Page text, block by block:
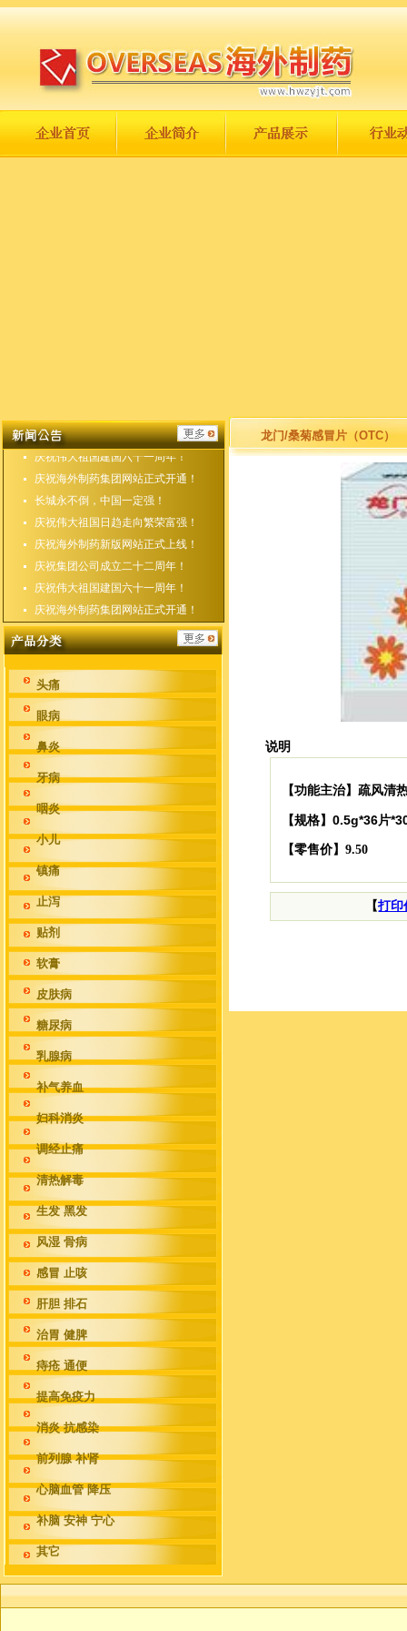
庆祝集团公司成立二十二周年！
庆祝伟大祖国建国六十一周年！
庆祝海外制药集团网站正式开通！
长城永不倒，中国一定强！
庆祝伟大祖国日趋走向繁荣富强！
庆祝海外制药新版网站正式上线！
庆祝集团公司成立二十二周年！
庆祝伟大祖国建国六十一周年！
庆祝海外制药集团网站正式开通！
头痛
眼病
鼻炎
牙病
咽炎
小儿
镇痛
止泻
贴剂
软膏
皮肤病
糖尿病
乳腺病
补气养血
妇科消炎
调经止痛
清热解毒
生发 黑发
风湿 骨病
感冒 止咳
肝胆 排石
治胃 健脾
痔疮 通便
提高免疫力
消炎 抗感染
前列腺 补肾
心脑血管 降压
补脑 安神 宁心
其它
龙门/桑菊感冒片（OTC）
说明
【功能主治】 疏风清
【规格】 0.5g*36片
【零售价】9.50
【打印